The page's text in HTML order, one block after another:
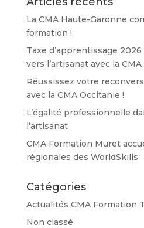
La CMA Haute-Garonne
formation !
Taxe d’apprentissage
vers l’artisanat avec la CMA
Réussissez votre
avec la CMA Occitanie !
L’égalité professionnelle
l’artisanat
CMA Formation Muret
régionales des WorldSkills
Catégories
Actualités CMA Formation
Non classé